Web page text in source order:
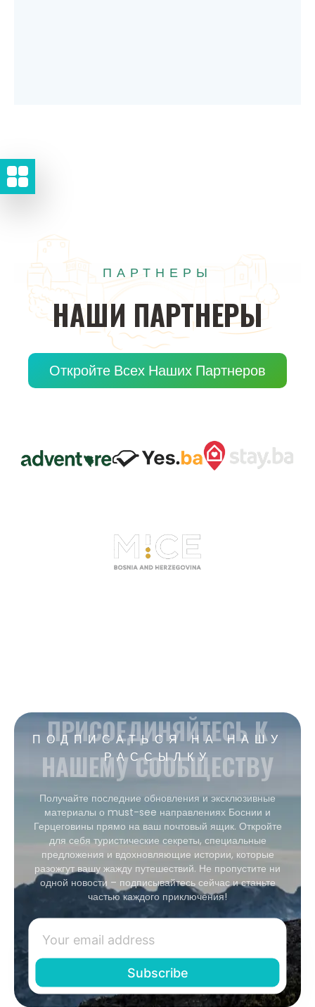
ПАРТНЕРЫ
НАШИ ПАРТНЕРЫ
Откройте Всех Наших Партнеров
ПОДПИСАТЬСЯ НА НАШУ
РАССЫЛКУ
ПРИСОЕДИНЯЙТЕСЬ К
НАШЕМУ СООБЩЕСТВУ
Получайте последние обновления и эксклюзивные
материалы о must-see направлениях Боснии и
Герцеговины прямо на ваш почтовый ящик. Откройте
для себя туристические секреты, специальные
предложения и вдохновляющие истории, которые
разожгут вашу жажду путешествий. Не пропустите ни
одной новости – подписывайтесь сейчас и станьте
частью каждого приключения!